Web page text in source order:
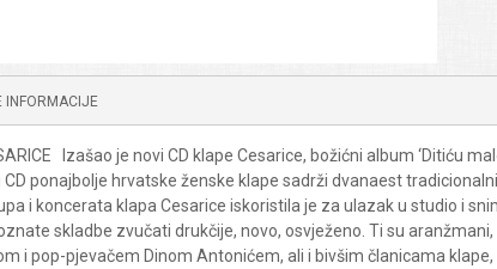
INFORMACIJE
Izašao je novi CD klape Cesarice, božićni album ‘Ditiću
ponajbolje hrvatske ženske klape sadrži dvanaest
i koncerata klapa Cesarice iskoristila je za ulazak u studio i
skladbe zvučati drukčije, novo, osvježeno. Ti su
i pop-pjevačem Dinom Antonićem, ali i bivšim članicama